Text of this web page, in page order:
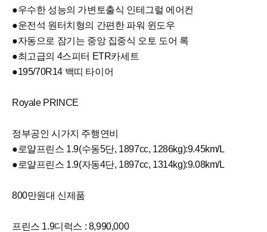
●우수한 성능의 가변토출식 인테그럴 에어컨
●운전석 원터치형의 간편한 파워 윈도우
●자동으로 잠기는 중앙 집중식 오토 도어 록
●최고급의 4스피터 ETR카세트
●195/70R14 백띠 타이어
Royale PRINCE
정부공인 시가지 주행연비
●로얄프린스 1.9(수동5단, 1897cc, 1286kg):9.45km/L
●로얄프린스 1.9(자동4단, 1897cc, 1314kg):9.08km/L
800만원대 신제품
프린스 1.9디럭스 : 8,990,000